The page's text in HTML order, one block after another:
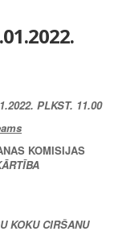
PLKST. 11.00
KOMISIJAS
KOKU CIRŠANU